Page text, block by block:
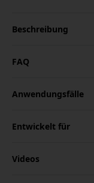
Beschreibung
FAQ
Anwendungsfälle
Entwickelt für
Videos